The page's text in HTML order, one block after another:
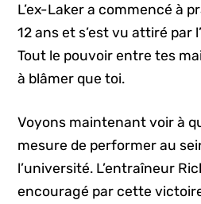
L’ex-Laker a commencé à
12 ans et s’est vu attiré par
Tout le pouvoir entre tes
à blâmer que toi.
Voyons maintenant voir à
mesure de performer au
l’université. L’entraîneur
encouragé par cette